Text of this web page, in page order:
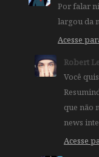
Por falar
largou da
Acesse
Robert
Você
que não
news
Acesse